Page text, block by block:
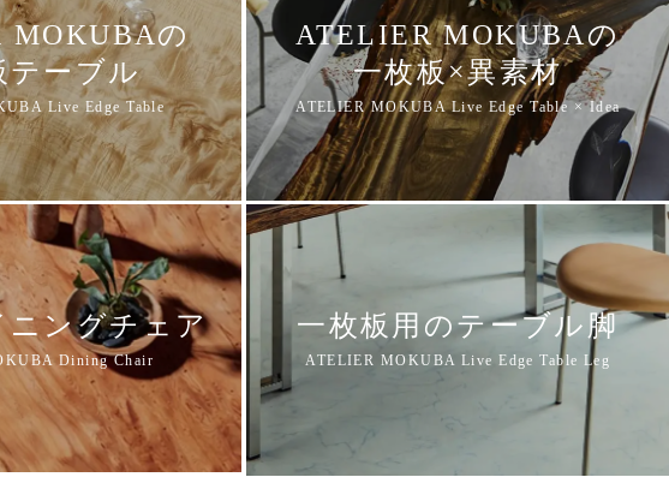
MOKUBAの
テーブル
ATELIER MOKUBAの
一枚板×異素材
ニングチェア 一枚板用のテーブル脚